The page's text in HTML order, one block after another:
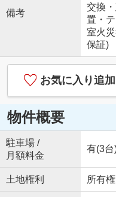
備考
交換
置・
室火
保証)
お気に入り追加
物件概要
駐車場 /
月額料金
有(3台
土地権利 所有権